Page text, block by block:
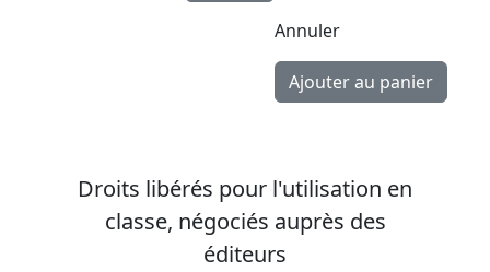
Annuler
Droits libérés pour l'utilisation en
classe, négociés auprès des
éditeurs